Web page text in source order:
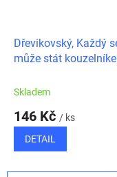
Dřevikovský, Každý
může stát
Skladem
146 Kč / ks
DETAIL